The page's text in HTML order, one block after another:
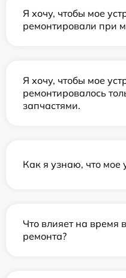
Я хочу, чтобы мое
ремонтировали при
Я хочу, чтобы мое
ремонтировалось
запчастями.
Как я узнаю, что мое
Что влияет на время
ремонта?